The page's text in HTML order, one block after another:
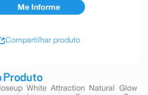
Produto
White Attraction Natural Glow
Compartilhar produto